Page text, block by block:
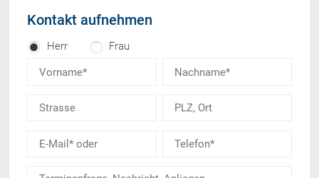
Kontakt aufnehmen
Herr Frau